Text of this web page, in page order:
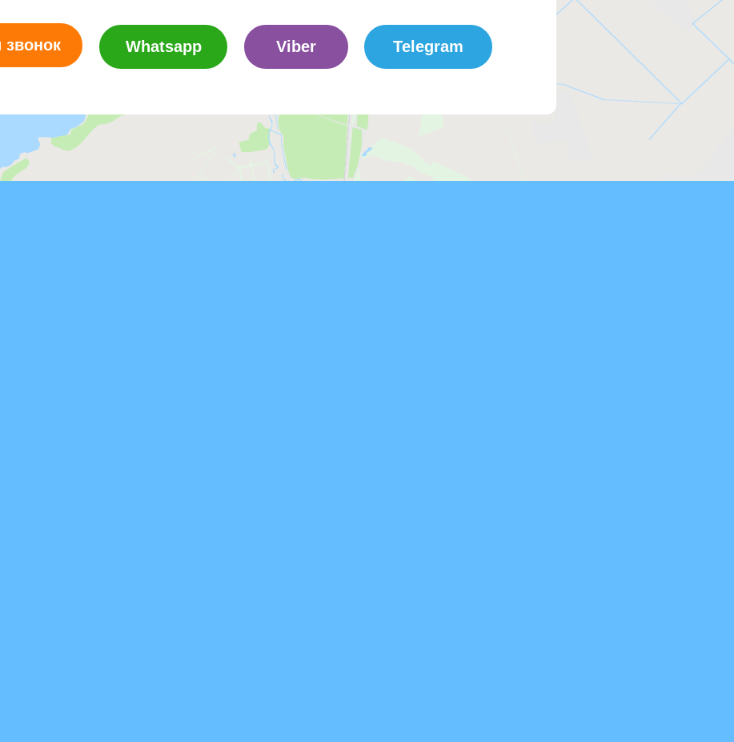
Viber
Whatsapp Telegram